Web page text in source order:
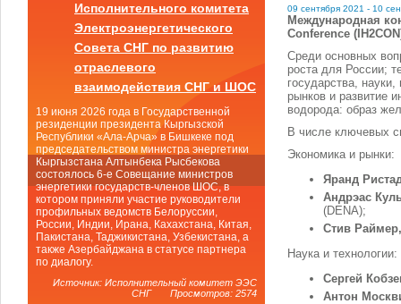
09 сентября 2021 - 10
Международная
Conference
Среди основных
роста для России;
государства,
рынков и развитие
водорода: образ
В числе ключевых
Экономика и рынки:
Яранд
Андрэас
(DENA);
Стив
Наука и технологии:
Сергей
Антон
Исполнительного комитета
Электроэнергетического
Совета СНГ по развитию
отраслевого
взаимодействия СНГ и ШОС
19 июня 2026 года в Государственной
резиденции президента Кыргызской
Республики «Ала-Арча» в Бишкеке под
председательством министра энергетики
Кыргызстана Алтынбека Рысбекова
состоялось 6-е Совещание министров
энергетики государств-членов ШОС, в
котором приняли участие руководители
профильных ведомств Белоруссии,
России, Индии, Ирана, Кахахстана, Китая,
Пакистана, Таджикистана, Узбекистана, а
также Азербайджана в статусе партнера
по диалогу.
Источник: Исполнительный комитет ЭЭС
СНГ Просмотров: 2574